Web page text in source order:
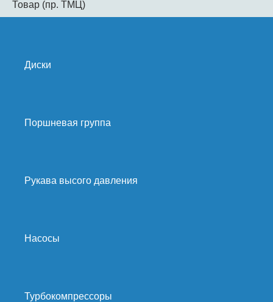
Товар (пр. ТМЦ)
Диски
Поршневая группа
Рукава высого давления
Насосы
Турбокомпрессоры